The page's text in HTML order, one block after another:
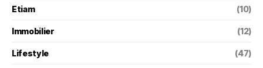
Etiam (10)
Immobilier (12)
Lifestyle (47)